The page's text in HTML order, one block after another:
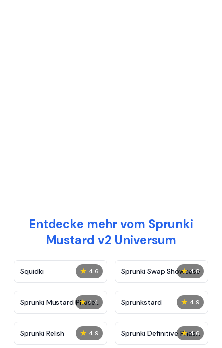
Entdecke mehr vom Sprunki
Mustard v2 Universum
★ 4.6
Squidki ★ 4.8
Sprunki Swap Showcase
★ 4.4
Sprunki Mustard Phase
2
★ 4.9
Sprunkstard
★ 4.9
Sprunki Relish ★ 4.6
Sprunki Definitive Phase
7